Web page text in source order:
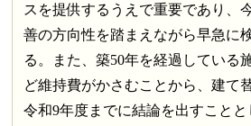
スを提供するうえで重要であり、
善の方向性を踏まえながら早急に
る。また、築50年を経過している
ど維持費がかさむことから、建て
令和9年度までに結論を出すこと